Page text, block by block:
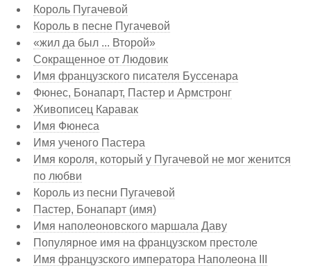
Король Пугачевой
Король в песне Пугачевой
«жил да был ... Второй»
Сокращенное от Людовик
Имя французского писателя Буссенара
Фюнес, Бонапарт, Пастер и Армстронг
Живописец Каравак
Имя Фюнеса
Имя ученого Пастера
Имя короля, который у Пугачевой не мог женится
по любви
Король из песни Пугачевой
Пастер, Бонапарт (имя)
Имя наполеоновского маршала Даву
Популярное имя на французском престоле
Имя французского императора Наполеона III